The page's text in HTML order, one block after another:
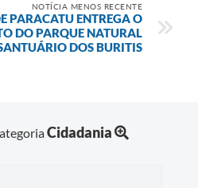
NOTÍCIA MENOS RECENTE
PARACATU ENTREGA O
DO PARQUE NATURAL
DOS BURITIS
Cidadania